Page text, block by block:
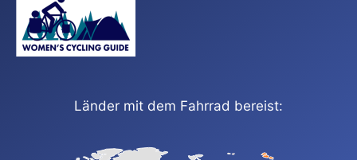
Länder mit dem Fahrrad bereist: